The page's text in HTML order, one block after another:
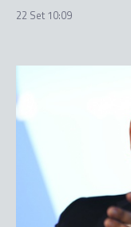
22 Set 10:09